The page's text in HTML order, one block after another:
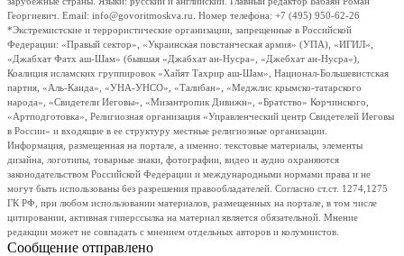
Георгиевич. Email: info@govoritmoskva.ru. Номер телефона: +7 (495) 950-62-26
*Экстремистские и террористические организации, запрещенные в Российской
Федерации: «Правый сектор», «Украинская повстанческая армия» (УПА), «ИГИЛ»,
«Джабхат Фатх аш-Шам» (бывшая «Джабхат ан-Нусра», «Джебхат ан-Нусра»),
Коалиция исламских группировок «Хайят Тахрир аш-Шам», Национал-Большевистская
партия, «Аль-Каида», «УНА-УНСО», «Талибан», «Меджлис крымско-татарского
народа», «Свидетели Иеговы», «Мизантропик Дивижн», «Братство» Корчинского,
«Артподготовка», Религиозная организация «Управленческий центр Свидетелей Иеговы
в России» и входящие в ее структуру местные религиозные организации.
Информация, размещенная на портале, а именно: текстовые материалы, элементы
дизайна, логотипы, товарные знаки, фотографии, видео и аудио охраняются
законодательством Российской Федерации и международными нормами права и не
могут быть использованы без разрешения правообладателей. Согласно ст.ст. 1274,1275
ГК РФ, при любом использовании материалов, размещенных на портале, в том числе
цитировании, активная гиперссылка на материал является обязательной. Мнение
редакции может не совпадать с мнением отдельных авторов и колумнистов.
Сообщение отправлено